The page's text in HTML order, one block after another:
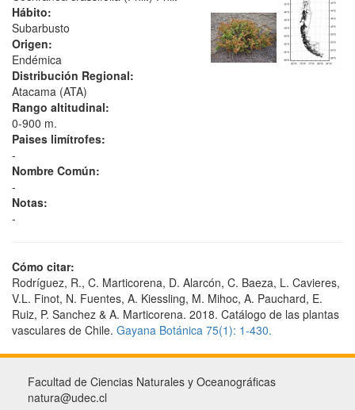
Hábito:
Subarbusto
Origen:
Endémica
Distribución Regional:
Atacama (ATA)
Rango altitudinal:
0-900 m.
Paises limítrofes:
-
Nombre Común:
-
Notas:
-
Cómo citar:
Rodríguez, R., C. Marticorena, D. Alarcón, C. Baeza, L. Cavieres,
V.L. Finot, N. Fuentes, A. Kiessling, M. Mihoc, A. Pauchard, E.
Ruiz, P. Sanchez & A. Marticorena. 2018. Catálogo de las plantas
vasculares de Chile. Gayana Botánica 75(1): 1-430.
Facultad de Ciencias Naturales y Oceanográficas
natura@udec.cl